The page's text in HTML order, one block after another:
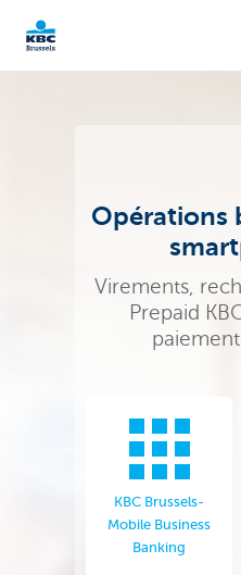
KBC
Opérations
Virements,
Prepaid
KBC Brussels-
Mobile Business
Banking